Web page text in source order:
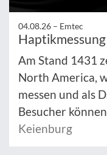
04.08.26 – Emtec
Am Stand 1431
North America,
messen und als
Besucher
Keienburg